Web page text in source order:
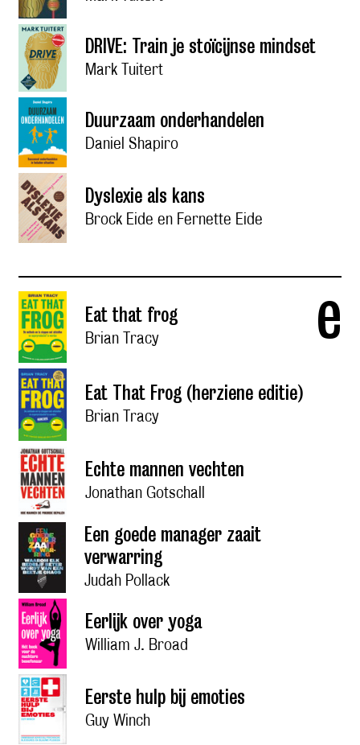
DRIVE: Train je stoïcijnse mindset
Mark Tuitert
Duurzaam onderhandelen
Daniel Shapiro
Dyslexie als kans
Brock Eide en Fernette Eide
e
Eat that frog
Brian Tracy
Eat That Frog (herziene editie)
Brian Tracy
Echte mannen vechten
Jonathan Gotschall
Een goede manager zaait
verwarring
Judah Pollack
Eerlijk over yoga
William J. Broad
Eerste hulp bij emoties
Guy Winch